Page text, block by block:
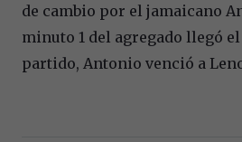
de cambio por el jamaicano
minuto 1 del agregado llegó
partido, Antonio venció a